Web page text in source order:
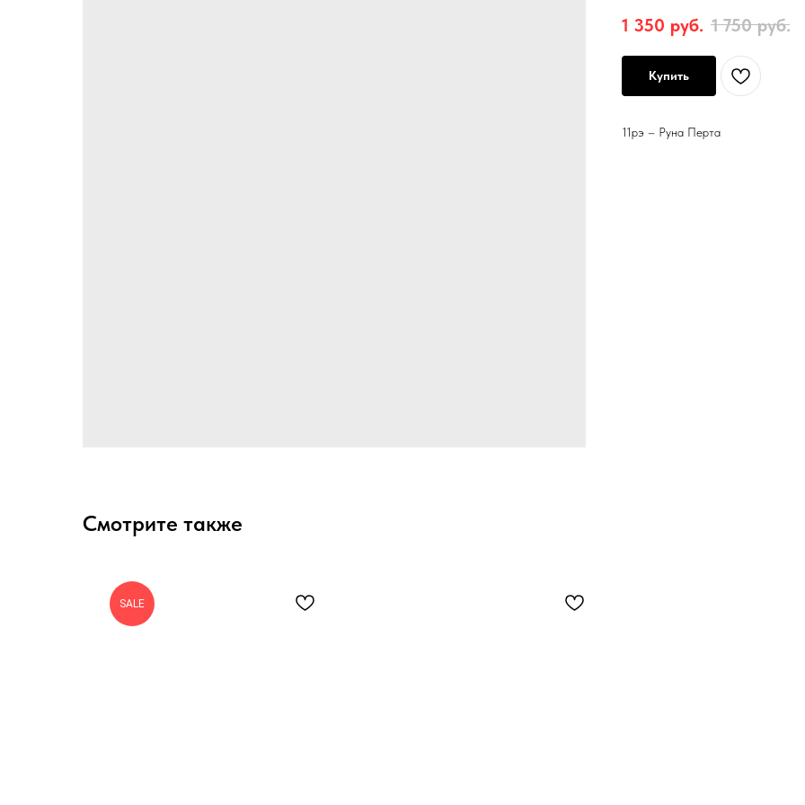
1 350 руб. 1 750 руб.
Купить
11рэ – Руна Перта
Смотрите также
SALE